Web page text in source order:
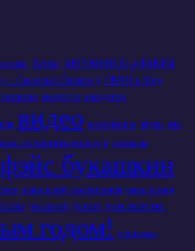
Twitter АРГУМЕНТЫ и ФАКТЫ
- Снежный Пешеход ОКНО в Мир
аккаунты анекдоты
видео выживание звуки как
почистить монитор кризисы
букашкин
окно в мир воспитания окно в мир
рассылки роняет роза лепестки
годом!
социалка